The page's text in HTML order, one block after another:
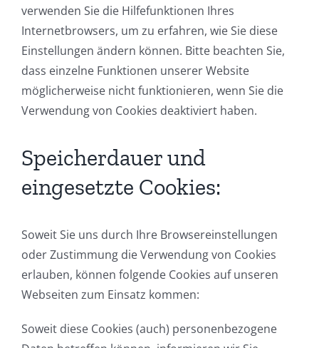
verwenden Sie die Hilfefunktionen Ihres
Internetbrowsers, um zu erfahren, wie Sie diese
Einstellungen ändern können. Bitte beachten Sie,
dass einzelne Funktionen unserer Website
möglicherweise nicht funktionieren, wenn Sie die
Verwendung von Cookies deaktiviert haben.
Speicherdauer und
eingesetzte Cookies:
Soweit Sie uns durch Ihre Browsereinstellungen
oder Zustimmung die Verwendung von Cookies
erlauben, können folgende Cookies auf unseren
Webseiten zum Einsatz kommen:
Soweit diese Cookies (auch) personenbezogene